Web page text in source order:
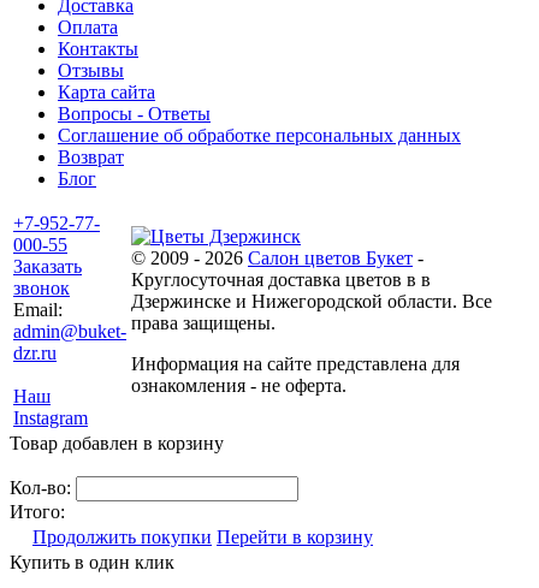
Доставка
Оплата
Контакты
Отзывы
Карта сайта
Вопросы - Ответы
Соглашение об обработке персональных данных
Возврат
Блог
+7-952-77-
000-55
Заказать
звонок
Email:
admin@buket-
dzr.ru
Наш
Instagram
© 2009 - 2026 Салон цветов Букет -
Круглосуточная доставка цветов в в
Дзержинске и Нижегородской области. Все
права защищены.
Информация на сайте представлена для
ознакомления - не оферта.
Товар добавлен в корзину
Кол-во:
Итого:
Продолжить покупки Перейти в корзину
Купить в один клик